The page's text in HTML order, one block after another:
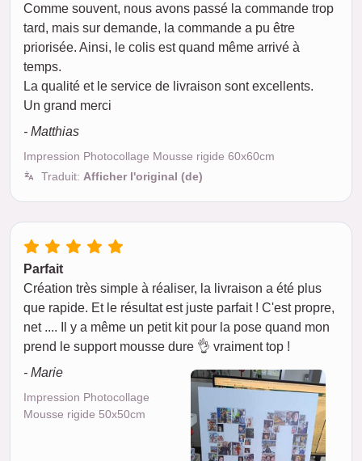
Comme souvent, nous avons passé la commande trop
tard, mais sur demande, la commande a pu être
priorisée. Ainsi, le colis est quand même arrivé à
temps.
La qualité et le service de livraison sont excellents.
Un grand merci
- Matthias
Impression Photocollage Mousse rigide 60x60cm
Traduit: Afficher l'original (de)
Parfait
Création très simple à réaliser, la livraison a été plus
que rapide. Et le résultat est juste parfait ! C'est propre,
net .... Il y a même un petit kit pour la pose quand mon
prend le support mousse dure 👌 vraiment top !
- Marie
Impression Photocollage
Mousse rigide 50x50cm